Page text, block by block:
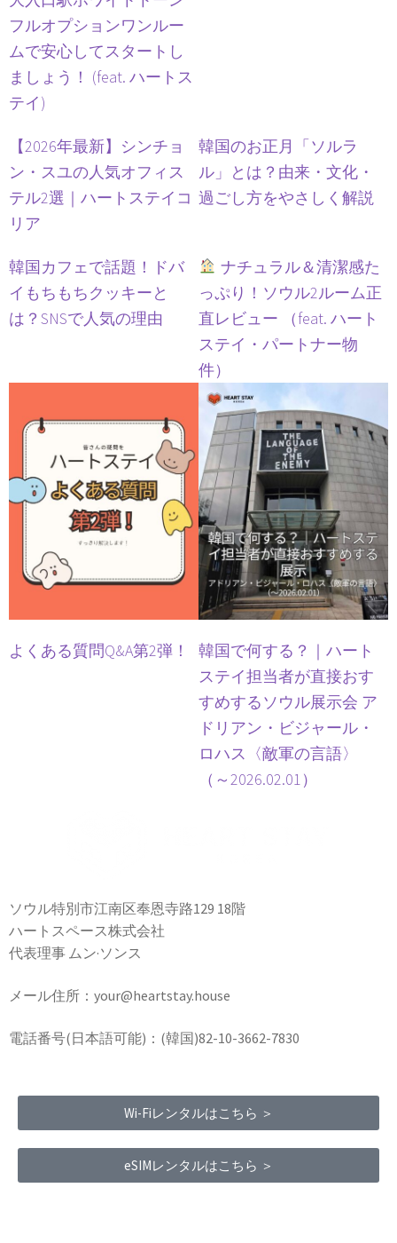
フルオプションワンルー
ムで安心してスタートし
ましょう！ (feat. ハートス
テイ)
【2026年最新】シンチョ
ン・スユの人気オフィス
テル2選｜ハートステイコ
リア
韓国のお正月「ソルラ
ル」とは？由来・文化・
過ごし方をやさしく解説
韓国カフェで話題！ドバ
イもちもちクッキーと
は？SNSで人気の理由
ナチュラル＆清潔感た
っぷり！ソウル2ルーム正
直レビュー （feat. ハート
ステイ・パートナー物
件）
よくある質問Q&A第2弾！
韓国で何する？｜ハート
ステイ担当者が直接おす
すめするソウル展示会 ア
ドリアン・ビジャール・
ロハス〈敵軍の言語〉
（～2026.02.01）
ソウル特別市江南区奉恩寺路129 18階
ハートスペース株式会社
代表理事 ムン·ソンス
メール住所：your@heartstay.house
電話番号(日本語可能)：(韓国)82-10-3662-7830
Wi-Fiレンタルはこちら ＞
eSIMレンタルはこちら ＞